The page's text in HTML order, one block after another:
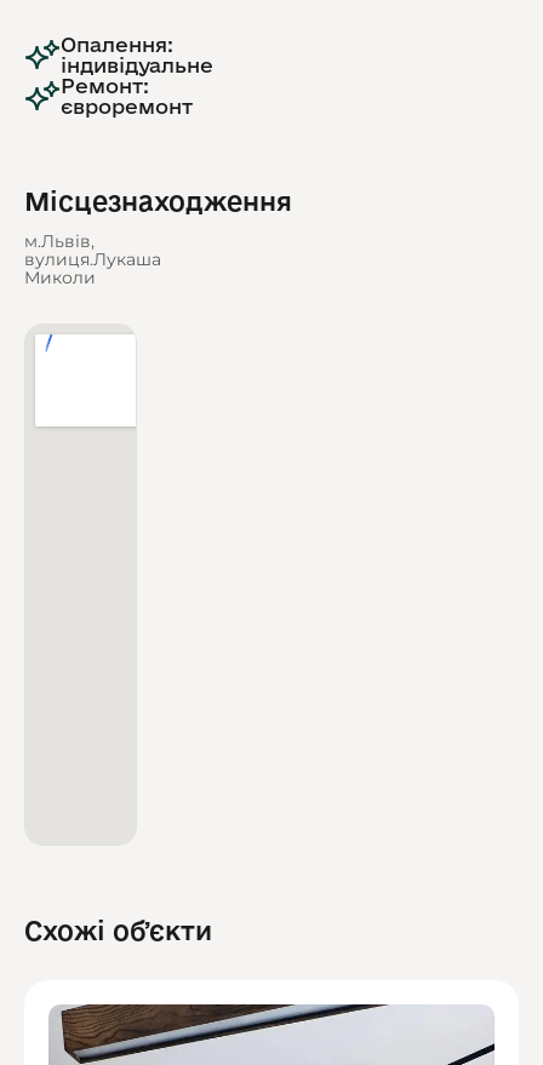
Опалення:
індивідуальне
Ремонт:
євроремонт
Місцезнаходження
м.Львів,
вулиця.Лукаша
Миколи
Схожі обʼєкти